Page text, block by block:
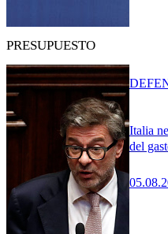
PRESUPUESTO
Italia
del